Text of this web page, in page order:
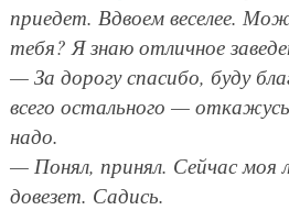
приедет. Вдвоем веселее.
тебя? Я знаю отличное
— За дорогу спасибо, буду
всего остального —
надо.
— Понял, принял. Сейчас моя
довезет. Садись.